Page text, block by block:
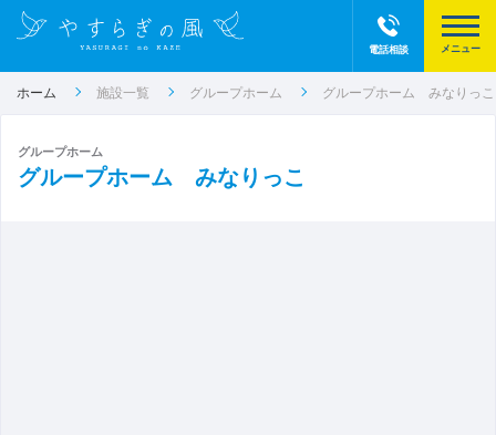
電話相談
ホーム 施設一覧 グループホーム グループホーム みなりっこ
グループホーム
グループホーム みなりっこ